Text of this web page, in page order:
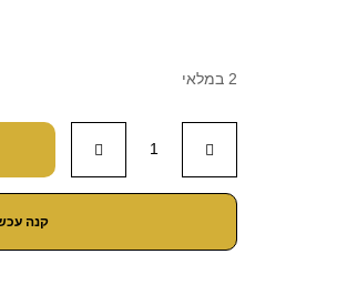
2 במלאי
קנה